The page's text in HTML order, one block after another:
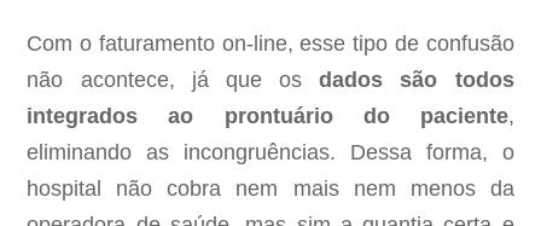
Com o faturamento on-line, esse tipo de confusão
não acontece, já que osdados são todos
integrados ao prontuário do paciente,
eliminando as incongruências. Dessa forma, o
hospital não cobra nem mais nem menos da